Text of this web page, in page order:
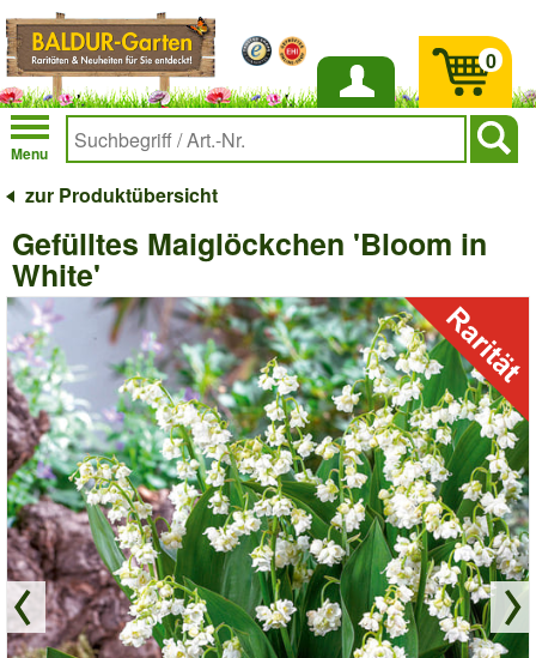
Anmelden
Menu
0
zur Produktübersicht
Gefülltes Maiglöckchen 'Bloom in
White'